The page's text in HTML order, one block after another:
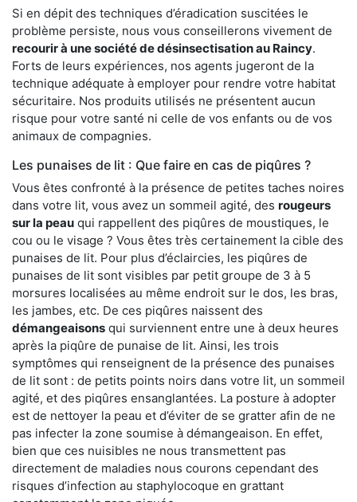
Si en dépit des techniques d’éradication suscitées le
problème persiste, nous vous conseillerons vivement de
recourir à une société de désinsectisation au Raincy.
Forts de leurs expériences, nos agents jugeront de la
technique adéquate à employer pour rendre votre habitat
sécuritaire. Nos produits utilisés ne présentent aucun
risque pour votre santé ni celle de vos enfants ou de vos
animaux de compagnies.
Les punaises de lit : Que faire en cas de piqûres ?
Vous êtes confronté à la présence de petites taches noires
dans votre lit, vous avez un sommeil agité, des rougeurs
sur la peau qui rappellent des piqûres de moustiques, le
cou ou le visage ? Vous êtes très certainement la cible des
punaises de lit. Pour plus d’éclaircies, les piqûres de
punaises de lit sont visibles par petit groupe de 3 à 5
morsures localisées au même endroit sur le dos, les bras,
les jambes, etc. De ces piqûres naissent des
démangeaisons qui surviennent entre une à deux heures
après la piqûre de punaise de lit. Ainsi, les trois
symptômes qui renseignent de la présence des punaises
de lit sont : de petits points noirs dans votre lit, un sommeil
agité, et des piqûres ensanglantées. La posture à adopter
est de nettoyer la peau et d’éviter de se gratter afin de ne
pas infecter la zone soumise à démangeaison. En effet,
bien que ces nuisibles ne nous transmettent pas
directement de maladies nous courons cependant des
risques d’infection au staphylocoque en grattant